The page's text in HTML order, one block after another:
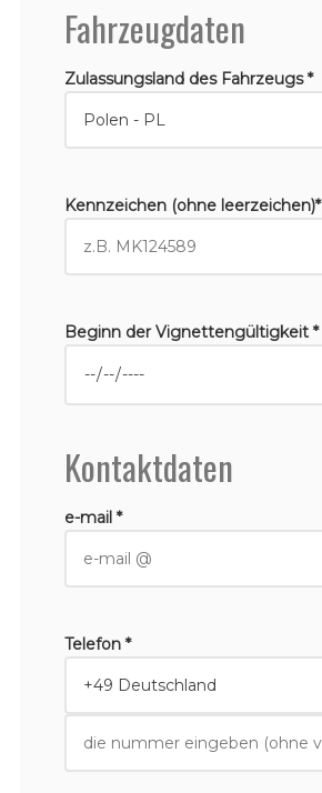
Fahrzeugdaten
Zulassungsland des Fahrzeugs *
Kennzeichen (ohne leerzeichen)*
Beginn der Vignettengültigkeit *
Kontaktdaten
e-mail *
Telefon *